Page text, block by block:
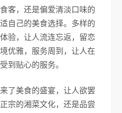
客，还是偏爱清淡口味的
自己的美食选择。多样的
验，让人流连忘返，留恋
优雅，服务周到，让人在
到贴心的服务。
了美食的盛宴，让人欲罢
宗的湘菜文化，还是品尝